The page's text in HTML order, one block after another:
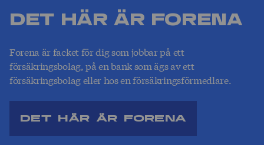
Det här är Forena
Forena är facket för dig som jobbar på ett
försäkringsbolag, på en bank som ägs av ett
försäkringsbolag eller hos en försäkringsförmedlare.
Det här är Forena